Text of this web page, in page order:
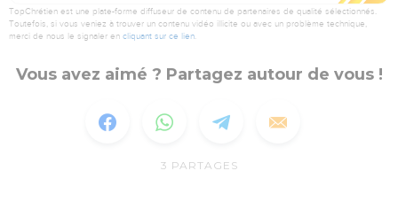
TopChrétien est une plate-forme diffuseur de contenu de partenaires de qualité sélectionnés.
Toutefois, si vous veniez à trouver un contenu vidéo illicite ou avec un problème technique,
merci de nous le signaler en cliquant sur ce lien.
Vous avez aimé ? Partagez autour de vous !
3 PARTAGES